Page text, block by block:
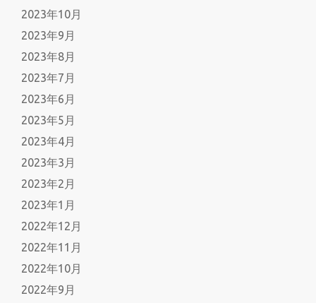
2023年10月
2023年9月
2023年8月
2023年7月
2023年6月
2023年5月
2023年4月
2023年3月
2023年2月
2023年1月
2022年12月
2022年11月
2022年10月
2022年9月